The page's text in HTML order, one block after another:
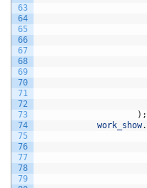
63
64
65
66
67
68
69
70
71
72
73
74
75
76
77
78
79
) ;
work_show.